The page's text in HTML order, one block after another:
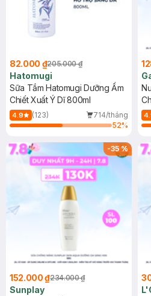
82.000 ₫205.000 ₫
Hatomugi
Sữa Tắm Hatomugi Dưỡng Ẩm
Chiết Xuất Ý Dĩ 800ml
4.9 (123)
714/tháng
52%
-35%
152.000 ₫234.000 ₫
Sunplay